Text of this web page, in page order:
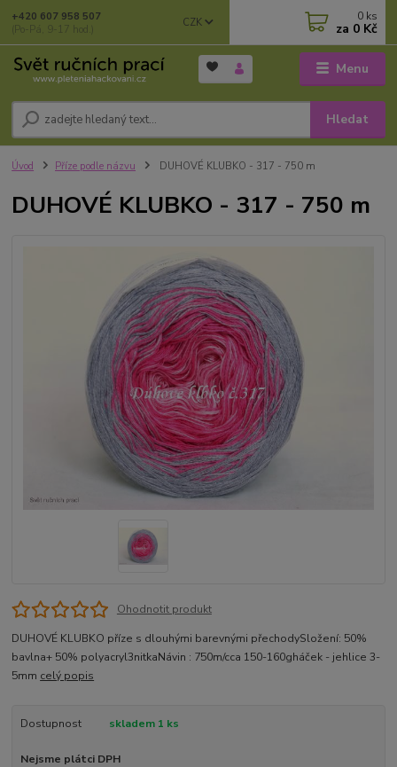
Menu
CZK
Hledat
+420 607 958 507
(Po-Pá, 9-17 hod.)
0 ks
za 0 Kč
Úvod Příze podle názvu DUHOVÉ KLUBKO - 317 - 750 m
DUHOVÉ KLUBKO - 317 - 750 m
Ohodnotit produkt
DUHOVÉ KLUBKO příze s dlouhými barevnými přechodySložení: 50%
bavlna+ 50% polyacryl3nitkaNávin : 750m/cca 150-160gháček - jehlice 3-
5mm celý popis
Dostupnost skladem 1 ks
Nejsme plátci DPH